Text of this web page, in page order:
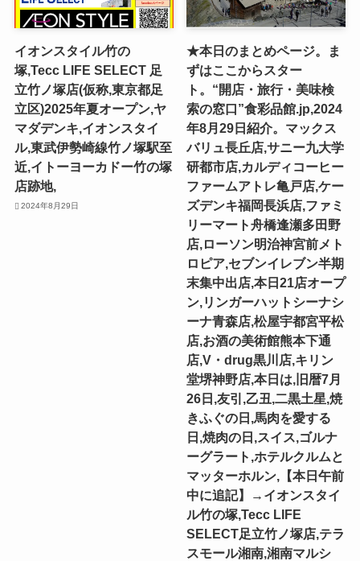
イオンスタイル竹の
塚,Tecc LIFE SELECT ⾜
⽴⽵ノ塚店(仮称,東京都足
立区)2025年夏オープン,ヤ
マダデンキ,イオンスタイ
ル,東武伊勢崎線竹ノ塚駅至
近,イトーヨーカドー竹の塚
店跡地,
2024年8月29日
★本日のまとめページ。ま
ずはここからスター
ト。“開店・旅行・美味検
索の窓口”食彩品館.jp,2024
年8月29日紹介。マックス
バリュ長丘店,サニー九大学
研都市店,カルディコーヒー
ファームアトレ亀戸店,ケー
ズデンキ福岡長浜店,ファミ
リーマート舟橋逢瀬多田野
店,ローソン明治神宮前メト
ロピア,セブンイレブン半期
末集中出店,本日21店オープ
ン,リンガーハットシーナシ
ーナ青森店,松屋宇都宮平松
店,お酒の美術館熊本下通
店,V・drug黒川店,キリン
堂堺神野店,本日は,旧暦7月
26日,友引,乙丑,二黒土星,焼
きふぐの日,馬肉を愛する
日,焼肉の日,スイス,ゴルナ
ーグラート,ホテルクルムと
マッターホルン,【本日午前
中に追記】→イオンスタイ
ル竹の塚,Tecc LIFE
SELECT⾜⽴⽵ノ塚店,テラ
スモール湘南,湘南マルシ